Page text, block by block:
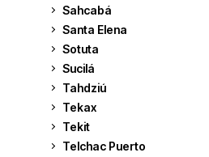
Sahcabá
Santa Elena
Sotuta
Sucilá
Tahdziú
Tekax
Tekit
Telchac Puerto